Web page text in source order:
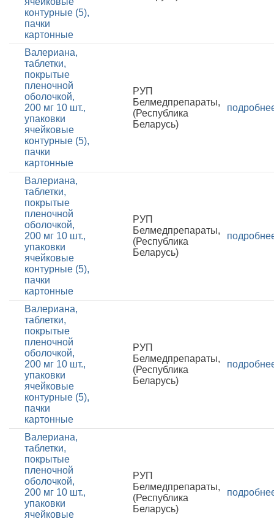
контурные (5),
пачки
картонные
Валериана,
таблетки,
покрытые
пленочной
оболочкой,
200 мг 10 шт.,
упаковки
ячейковые
контурные (5),
пачки
картонные
РУП
Белмедпрепараты,
(Республика
Беларусь)
Валериана,
таблетки,
покрытые
пленочной
оболочкой,
200 мг 10 шт.,
упаковки
ячейковые
контурные (5),
пачки
картонные
РУП
Белмедпрепараты,
(Республика
Беларусь)
Валериана,
таблетки,
покрытые
пленочной
оболочкой,
200 мг 10 шт.,
упаковки
ячейковые
контурные (5),
пачки
картонные
РУП
Белмедпрепараты,
(Республика
Беларусь)
Валериана,
таблетки,
покрытые
пленочной
оболочкой,
200 мг 10 шт.,
упаковки
ячейковые
РУП
Белмедпрепараты,
(Республика
Беларусь)